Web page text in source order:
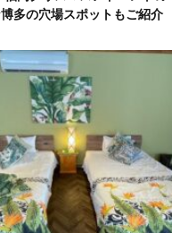
多の穴場スポットもご紹介